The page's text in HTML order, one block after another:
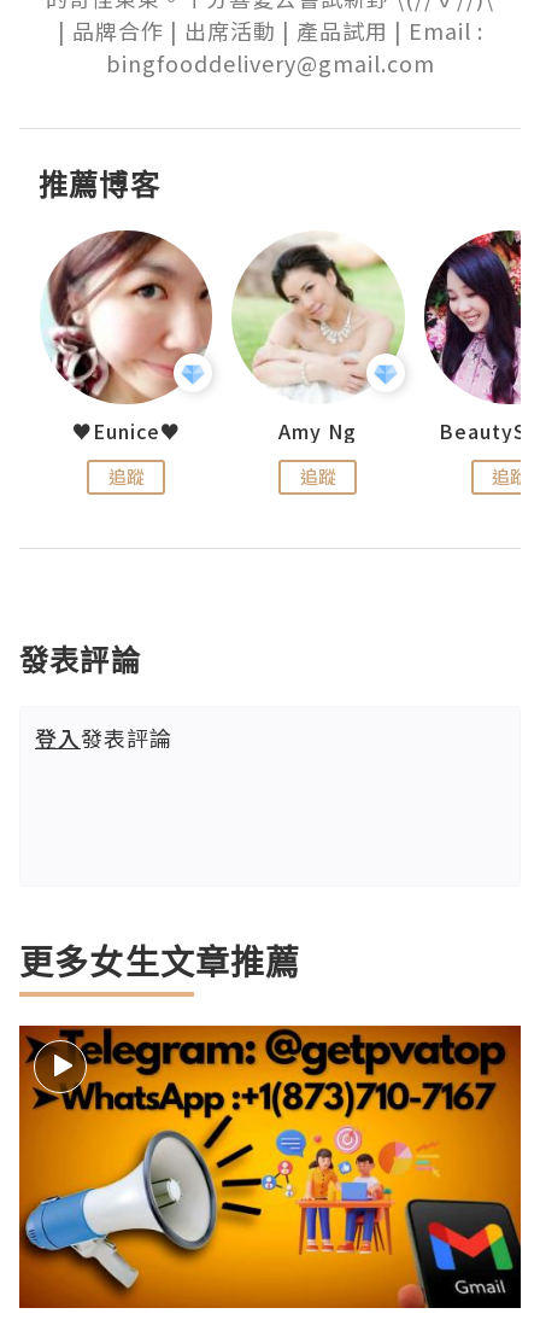
bingfooddelivery@gmail.com
推薦博客
♥Eunice♥
追蹤
Amy Ng
追蹤 追蹤
發表評論
登入發表評論
更多女生文章推薦